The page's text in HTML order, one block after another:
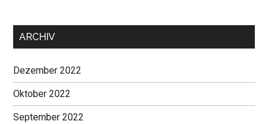
ARCHIV
Dezember 2022
Oktober 2022
September 2022